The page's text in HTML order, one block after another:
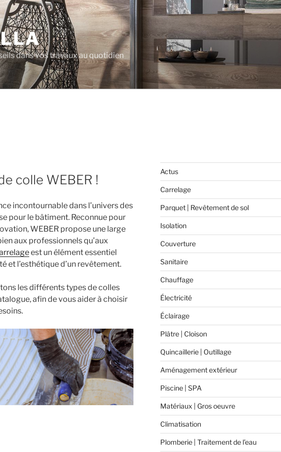
dans vos travaux au quotidien
colle WEBER !
incontournable dans l’univers des
pour le bâtiment. Reconnue pour
WEBER propose une large
aux professionnels qu’aux
est un élément essentiel
et l’esthétique d’un revêtement.
les différents types de colles
afin de vous aider à choisir
Actus
Carrelage
Parquet | Revêtement de sol
Isolation
Couverture
Sanitaire
Chauffage
Électricité
Éclairage
Plâtre | Cloison
Quincaillerie | Outillage
Aménagement extérieur
Piscine | SPA
Matériaux | Gros oeuvre
Climatisation
Plomberie | Traitement de l’eau